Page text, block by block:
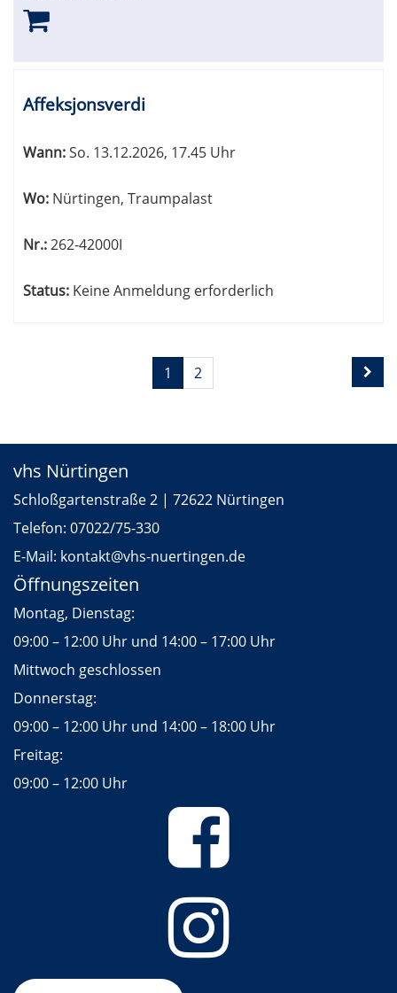
Affeksjonsverdi
Wann:So. 13.12.2026, 17.45 Uhr
Wo: Nürtingen, Traumpalast
Nr.:262-42000I
Status: Keine Anmeldung erforderlich
Seiten
blättern
1 2
vhs Nürtingen
Schloßgartenstraße 2 | 72622 Nürtingen
Telefon: 07022/75-330
E-Mail: kontakt@vhs-nuertingen.de
Öffnungszeiten
Montag, Dienstag:
09:00 – 12:00 Uhr und 14:00 – 17:00 Uhr
Mittwoch geschlossen
Donnerstag:
09:00 – 12:00 Uhr und 14:00 – 18:00 Uhr
Freitag:
09:00 – 12:00 Uhr